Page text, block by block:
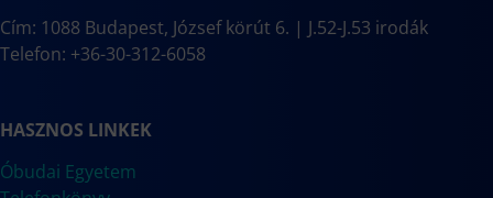
Cím: 1088 Budapest, József körút 6. | J.52-J.53 irodák
Telefon: +36-30-312-6058
HASZNOS LINKEK
Óbudai Egyetem